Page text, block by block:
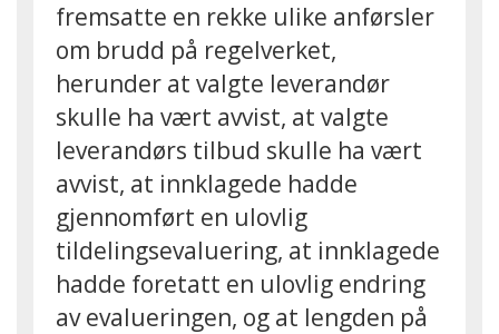
fremsatte en rekke ulike anførsler
om brudd på regelverket,
herunder at valgte leverandør
skulle ha vært avvist, at valgte
leverandørs tilbud skulle ha vært
avvist, at innklagede hadde
gjennomført en ulovlig
tildelingsevaluering, at innklagede
hadde foretatt en ulovlig endring
av evalueringen, og at lengden på